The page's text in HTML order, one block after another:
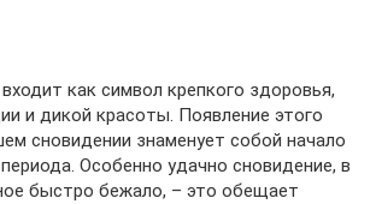
как символ крепкого здоровья,
и дикой красоты. Появление этого
сновидении знаменует собой начало
Особенно удачно сновидение, в
быстро бежало, – это обещает